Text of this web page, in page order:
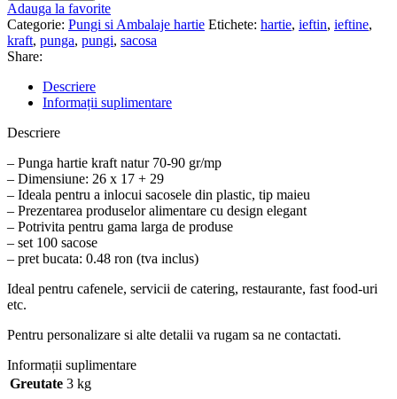
Adauga la favorite
Categorie: Pungi si Ambalaje hartie Etichete: hartie, ieftin, ieftine,
kraft, punga, pungi, sacosa
Share:
Descriere
Informații suplimentare
Descriere
– Punga hartie kraft natur 70-90 gr/mp
– Dimensiune: 26 x 17 + 29
– Ideala pentru a inlocui sacosele din plastic, tip maieu
– Prezentarea produselor alimentare cu design elegant
– Potrivita pentru gama larga de produse
– set 100 sacose
– pret bucata: 0.48 ron (tva inclus)
Ideal pentru cafenele, servicii de catering, restaurante, fast food-uri
etc.
Pentru personalizare si alte detalii va rugam sa ne contactati.
Informații suplimentare
Greutate 3 kg